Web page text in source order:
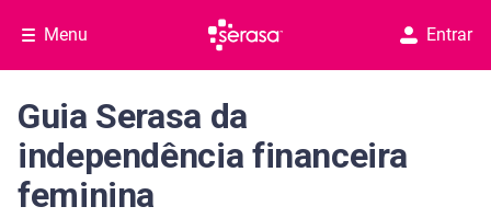
Menu Entrar
Guia Serasa da
independência financeira
feminina